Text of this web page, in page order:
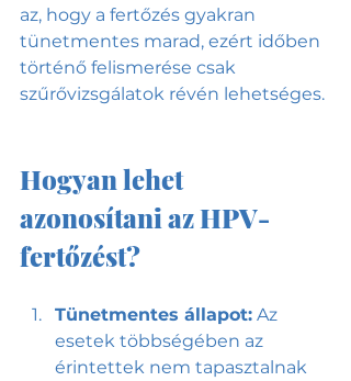
az, hogy a fertőzés gyakran
tünetmentes marad, ezért időben
történő felismerése csak
szűrővizsgálatok révén lehetséges.
Hogyan lehet
azonosítani az HPV-
fertőzést?
Tünetmentes állapot: Az
esetek többségében az
érintettek nem tapasztalnak